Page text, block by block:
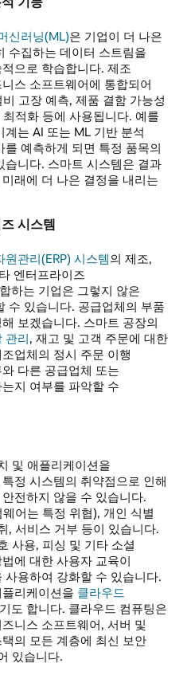
신러닝(ML)은 기업이 더 나은
수집하는 데이터 스트림을
으로 학습합니다. 제조
스 소프트웨어에 통합되어
고장 예측, 제품 결함 가능성
적화 등에 사용됩니다. 예를
는 AI 또는 ML 기반 분석
예측하게 되면 특정 품목의
니다. 스마트 시스템은 결과
래에 더 나은 결정을 내리는
시스템
원관리(ERP) 시스템의 제조,
엔터프라이즈
하는 기업은 그렇지 않은
수 있습니다. 공급업체의 부품
보겠습니다. 스마트 공장의
관리, 재고 및 고객 주문에 대한
업체의 정시 주문 이행
다른 공급업체 또는
지 여부를 파악할 수
및 애플리케이션을
정 시스템의 취약점으로 인해
전하지 않을 수 있습니다.
어는 특정 위협), 개인 식별
, 서비스 거부 등이 있습니다.
사용, 피싱 및 기타 소셜
에 대한 사용자 교육이
용하여 강화할 수 있습니다.
리케이션을 클라우드
도 합니다. 클라우드 컴퓨팅은
니스 소프트웨어, 서버 및
의 모든 계층에 최신 보안
있습니다.